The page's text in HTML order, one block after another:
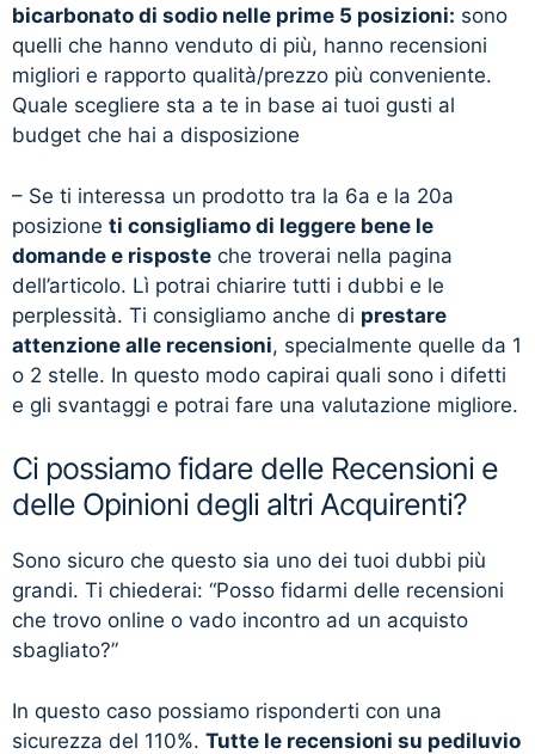
bicarbonato di sodio nelle prime 5 posizioni: sono
quelli che hanno venduto di più, hanno recensioni
migliori e rapporto qualità/prezzo più conveniente.
Quale scegliere sta a te in base ai tuoi gusti al
budget che hai a disposizione
– Se ti interessa un prodotto tra la 6a e la 20a
posizione ti consigliamo di leggere bene le
domande e risposte che troverai nella pagina
dell’articolo. Lì potrai chiarire tutti i dubbi e le
perplessità. Ti consigliamo anche di prestare
attenzione alle recensioni, specialmente quelle da 1
o 2 stelle. In questo modo capirai quali sono i difetti
e gli svantaggi e potrai fare una valutazione migliore.
Ci possiamo fidare delle Recensioni e
delle Opinioni degli altri Acquirenti?
Sono sicuro che questo sia uno dei tuoi dubbi più
grandi. Ti chiederai: “Posso fidarmi delle recensioni
che trovo online o vado incontro ad un acquisto
sbagliato?”
In questo caso possiamo risponderti con una
sicurezza del 110%. Tutte le recensioni su pediluvio